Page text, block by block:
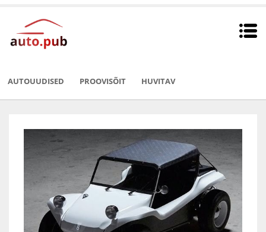
AUTOUUDISED PROOVISÕIT HUVITAV